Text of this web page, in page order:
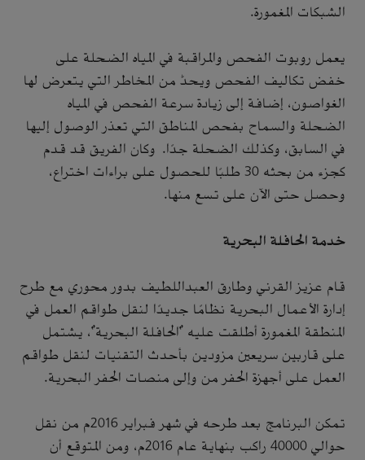
الشبكات المغمورة.
يعمل روبوت الفحص والمراقبة في المياه الضحلة على
خفض تكاليف الفحص ويحدُّ من المخاطر التي يتعرض لها
الغواصون، إضافة إلى زيادة سرعة الفحص في المياه
الضحلة والسماح بفحص المناطق التي تعذر الوصول إليها
في السابق، وكذلك الضحلة جدًا. وكان الفريق قد قدم
كجزء من بحثه 30 طلبًا للحصول على براءات اختراع،
وحصل حتى الآن على تسع منها.
خدمة الحافلة البحرية
قام عزيز القرني وطارق العبداللطيف بدور محوري مع طرح
إدارة الأعمال البحرية نظامًا جديدًا لنقل طواقم العمل في
المنطقة المغمورة أطلقت عليه "الحافلة البحرية"، يشتمل
على قاربين سريعين مزودين بأحدث التقنيات لنقل طواقم
العمل على أجهزة الحفر من وإلى منصات الحفر البحرية.
تمكن البرنامج بعد طرحه في شهر فبراير 2016م من نقل
حوالي 40000 راكب بنهاية عام 2016م، ومن المتوقع أن